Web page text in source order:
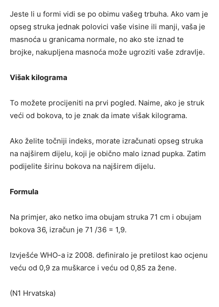
Jeste li u formi vidi se po obimu vašeg trbuha. Ako vam je
opseg struka jednak polovici vaše visine ili manji, vaša je
masnoća u granicama normale, no ako ste iznad te
brojke, nakupljena masnoća može ugroziti vaše zdravlje.
Višak kilograma
To možete procijeniti na prvi pogled. Naime, ako je struk
veći od bokova, to je znak da imate višak kilograma.
Ako želite točniji indeks, morate izračunati opseg struka
na najširem dijelu, koji je obično malo iznad pupka. Zatim
podijelite širinu bokova na najširem dijelu.
Formula
Na primjer, ako netko ima obujam struka 71 cm i obujam
bokova 36, ​​izračun je 71 /36 = 1,9.
Izvješće WHO-a iz 2008. definiralo je pretilost kao ocjenu
veću od 0,9 za muškarce i veću od 0,85 za žene.
(N1 Hrvatska)